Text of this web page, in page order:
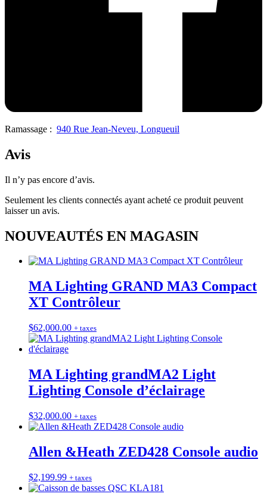
Ramassage : 940 Rue Jean-Neveu, Longueuil
Avis
Il n’y pas encore d’avis.
Seulement les clients connectés ayant acheté ce produit peuvent
laisser un avis.
NOUVEAUTÉS EN MAGASIN
MA Lighting GRAND MA3 Compact
XT Contrôleur
$62,000.00 + taxes
MA Lighting grandMA2 Light
Lighting Console d’éclairage
$32,000.00 + taxes
Allen &Heath ZED428 Console audio
$2,199.99 + taxes